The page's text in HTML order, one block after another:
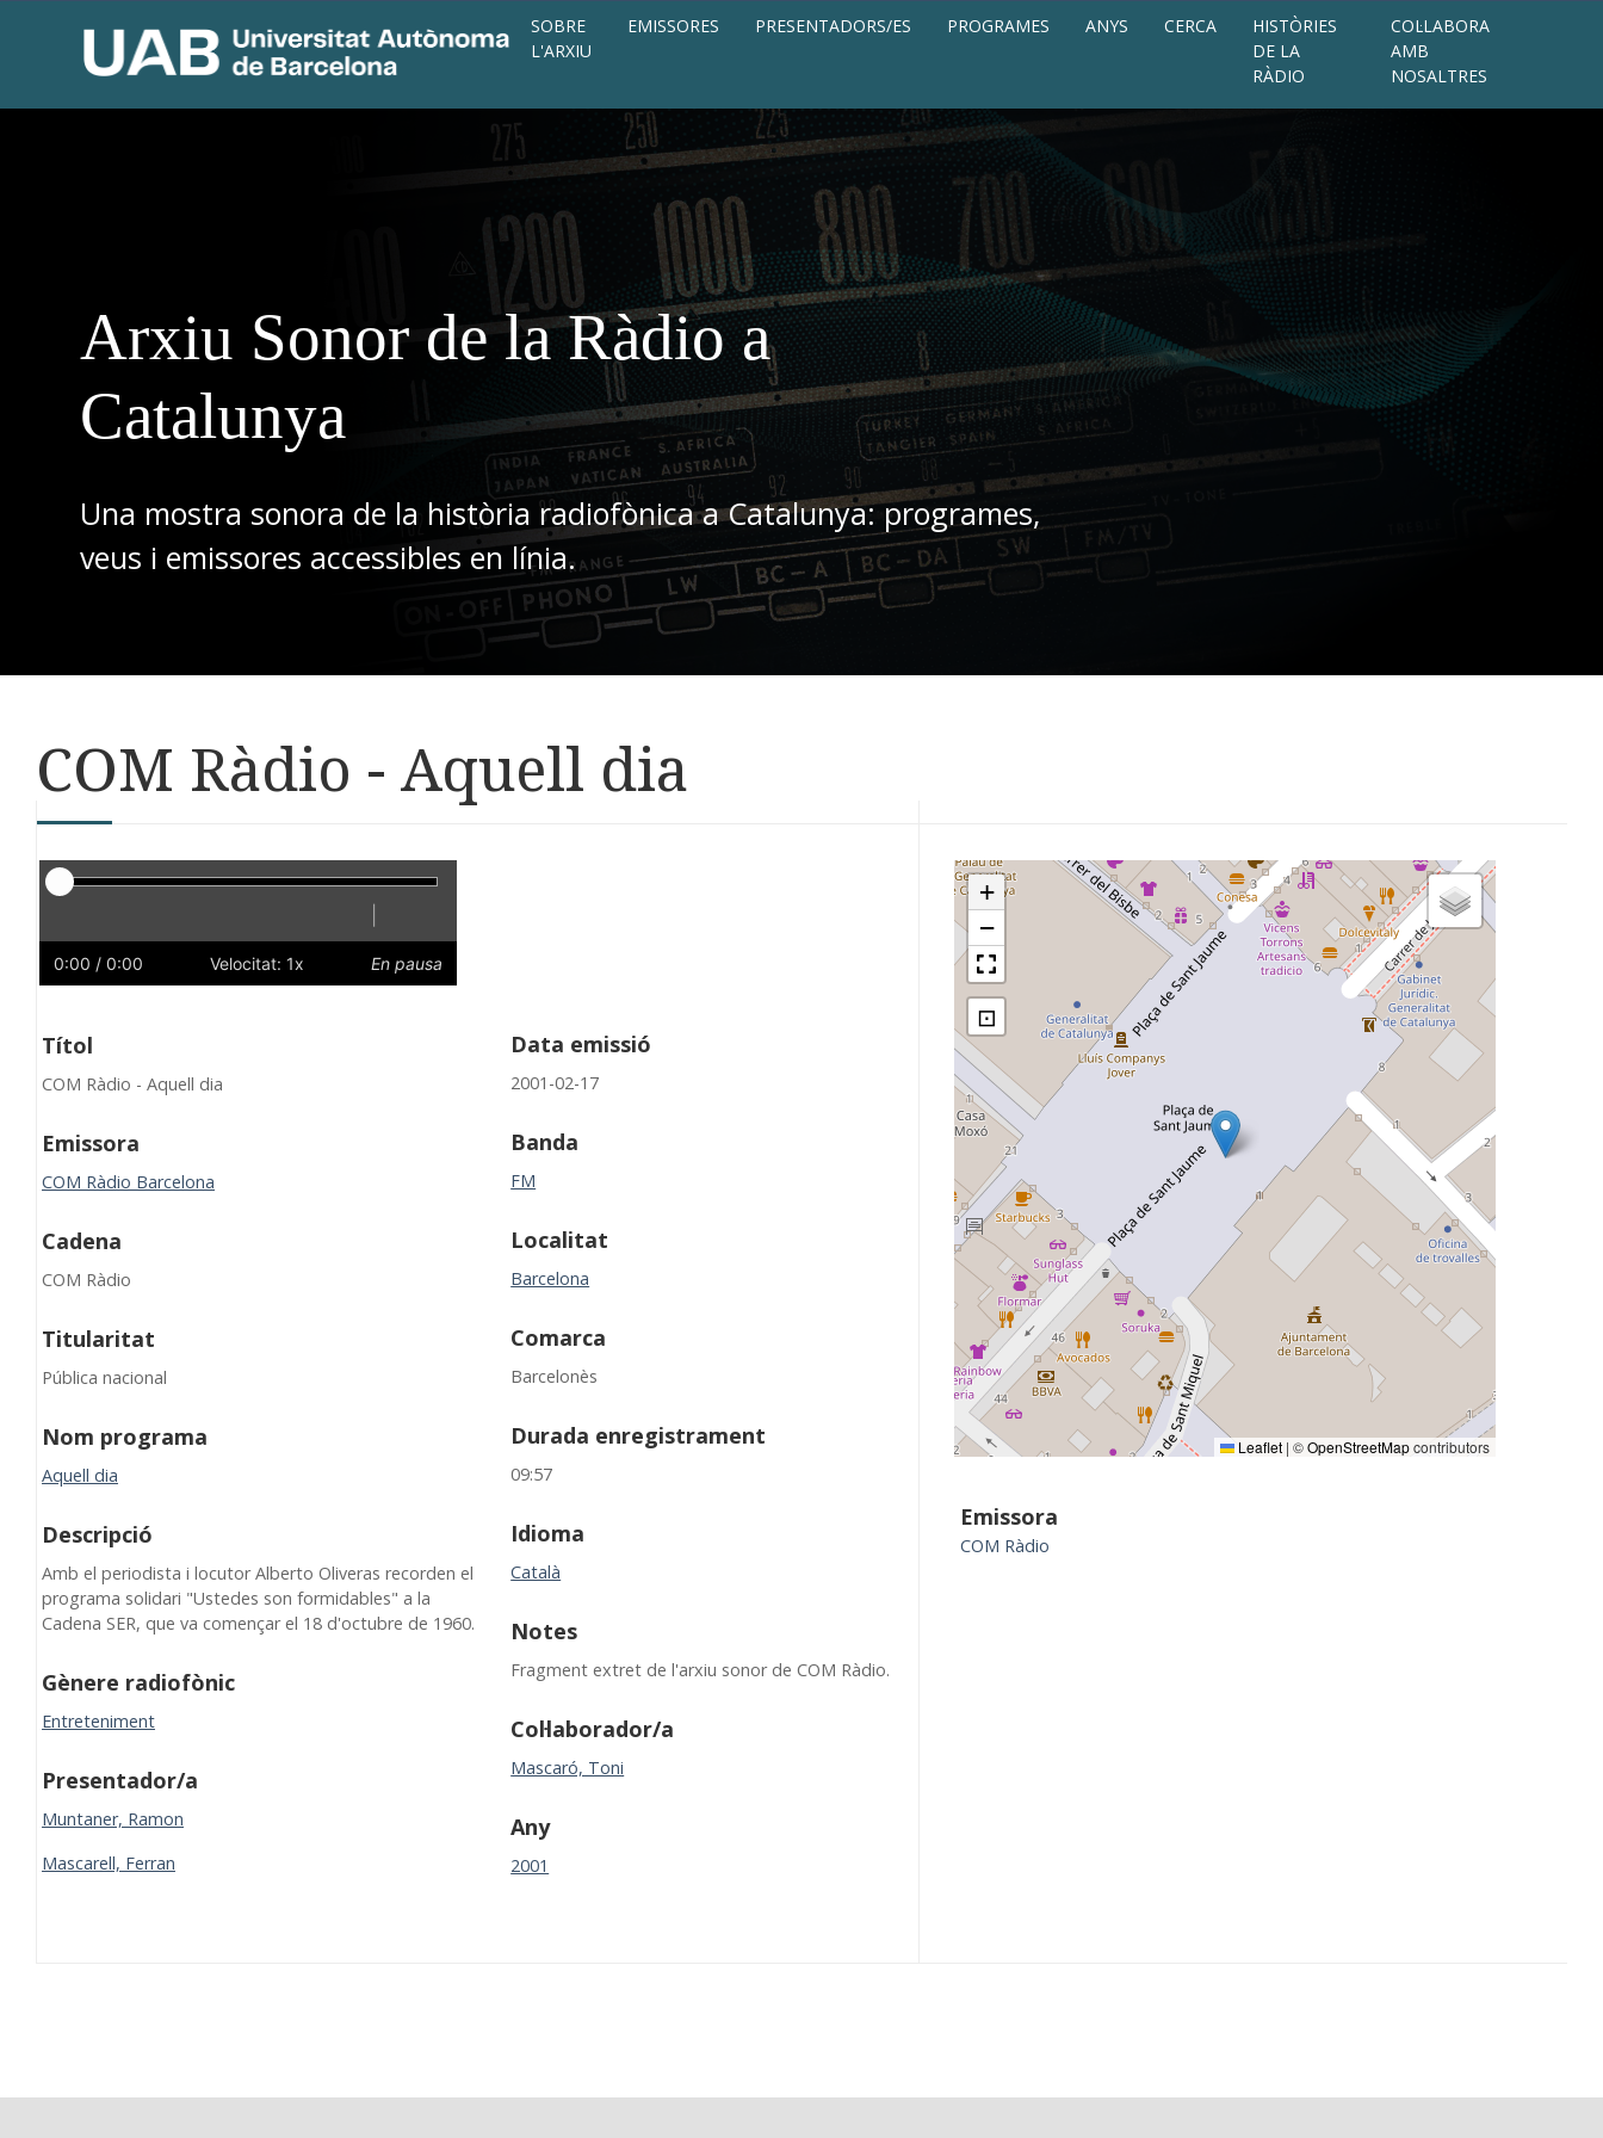
SOBRE
L'ARXIU
EMISSORES PRESENTADORS/ES PROGRAMES ANYS CERCA
HISTÒRIES
DE LA
RÀDIO
COL·LABORA
AMB
NOSALTRES
Arxiu Sonor de la Ràdio a
Catalunya
Una mostra sonora de la història radiofònica a Catalunya: programes,
veus i emissores accessibles en línia.
COM Ràdio - Aquell dia
Reproductor
Lent
0:00 / 0:00 Velocitat: 1x En pausa
Títol
COM Ràdio - Aquell dia
Emissora
COM Ràdio Barcelona
Cadena
COM Ràdio
Titularitat
Pública nacional
Nom programa
Aquell dia
Descripció
Amb el periodista i locutor Alberto Oliveras recorden el
programa solidari "Ustedes son formidables" a la
Cadena SER, que va començar el 18 d'octubre de 1960.
Gènere radiofònic
Entreteniment
Presentador/a
Muntaner, Ramon
Mascarell, Ferran
Data emissió
2001-02-17
Banda
FM
Localitat
Barcelona
Comarca
Barcelonès
Durada enregistrament
09:57
Idioma
Català
Notes
Fragment extret de l'arxiu sonor de COM Ràdio.
Col·laborador/a
Mascaró, Toni
Any
2001
+
−
⊡
Leaflet | ©OpenStreetMapcontributors
Emissora
COM Ràdio